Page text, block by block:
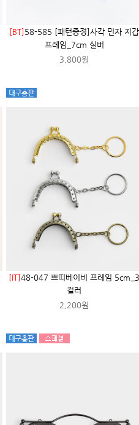
[BT] 58-585 [패턴증정]사각 민자 지갑
프레임_7cm 실버
3,800원
[IT]48-047 쁘띠베이비 프레임 5cm_3
컬러
2,200원